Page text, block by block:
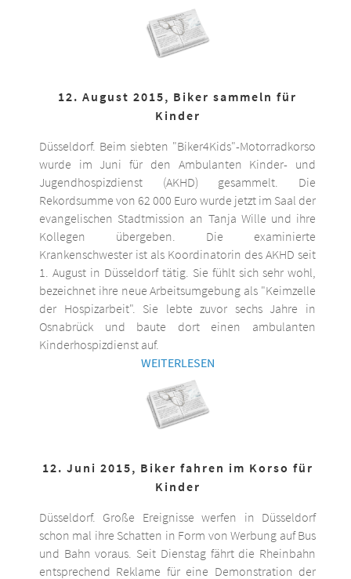
12. August 2015, Biker sammeln für
Kinder
Düsseldorf. Beim siebten "Biker4Kids"-Motorradkorso
wurde im Juni für den Ambulanten Kinder- und
Jugendhospizdienst (AKHD) gesammelt. Die
Rekordsumme von 62 000 Euro wurde jetzt im Saal der
evangelischen Stadtmission an Tanja Wille und ihre
Kollegen übergeben. Die examinierte
Krankenschwester ist als Koordinatorin des AKHD seit
1. August in Düsseldorf tätig. Sie fühlt sich sehr wohl,
bezeichnet ihre neue Arbeitsumgebung als "Keimzelle
der Hospizarbeit". Sie lebte zuvor sechs Jahre in
Osnabrück und baute dort einen ambulanten
Kinderhospizdienst auf.
WEITERLESEN
12. Juni 2015, Biker fahren im Korso für
Kinder
Düsseldorf. Große Ereignisse werfen in Düsseldorf
schon mal ihre Schatten in Form von Werbung auf Bus
und Bahn voraus. Seit Dienstag fährt die Rheinbahn
entsprechend Reklame für eine Demonstration der